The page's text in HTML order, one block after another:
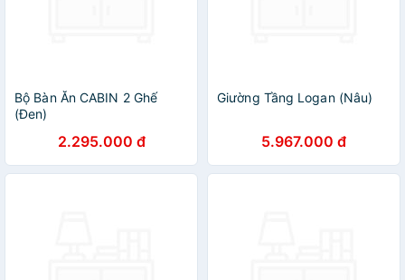
Bộ Bàn Ăn CABIN 2 Ghế
(Đen)
2.295.000 đ
Giường Tầng Logan (Nâu)
5.967.000 đ